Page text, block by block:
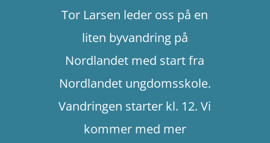
Tor Larsen leder oss på en
liten byvandring på
Nordlandet med start fra
Nordlandet ungdomsskole.
Vandringen starter kl. 12. Vi
kommer med mer